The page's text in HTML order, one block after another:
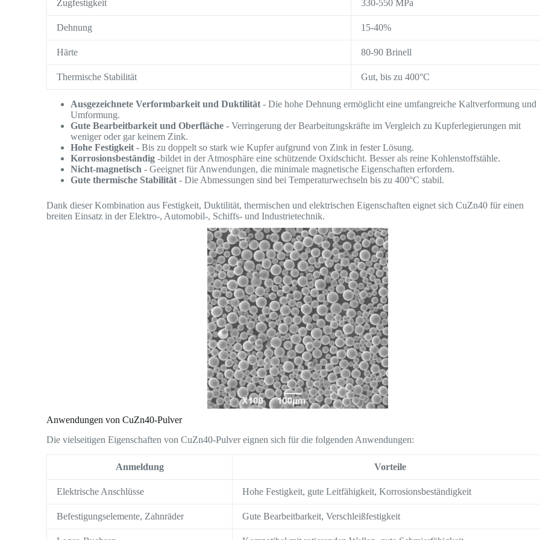
Zugfestigkeit 330-550 MPa
Dehnung 15-40%
Härte 80-90 Brinell
Thermische Stabilität Gut, bis zu 400°C
Ausgezeichnete Verformbarkeit und Duktilität - Die hohe Dehnung ermöglicht eine umfangreiche Kaltverformung und
Umformung.
Gute Bearbeitbarkeit und Oberfläche - Verringerung der Bearbeitungskräfte im Vergleich zu Kupferlegierungen mit
weniger oder gar keinem Zink.
Hohe Festigkeit - Bis zu doppelt so stark wie Kupfer aufgrund von Zink in fester Lösung.
Korrosionsbeständig -bildet in der Atmosphäre eine schützende Oxidschicht. Besser als reine Kohlenstoffstähle.
Nicht-magnetisch - Geeignet für Anwendungen, die minimale magnetische Eigenschaften erfordern.
Gute thermische Stabilität - Die Abmessungen sind bei Temperaturwechseln bis zu 400°C stabil.
Dank dieser Kombination aus Festigkeit, Duktilität, thermischen und elektrischen Eigenschaften eignet sich CuZn40 für einen
breiten Einsatz in der Elektro-, Automobil-, Schiffs- und Industrietechnik.
Anwendungen von CuZn40-Pulver
Die vielseitigen Eigenschaften von CuZn40-Pulver eignen sich für die folgenden Anwendungen:
Anmeldung Vorteile
Elektrische Anschlüsse Hohe Festigkeit, gute Leitfähigkeit, Korrosionsbeständigkeit
Befestigungselemente, Zahnräder Gute Bearbeitbarkeit, Verschleißfestigkeit